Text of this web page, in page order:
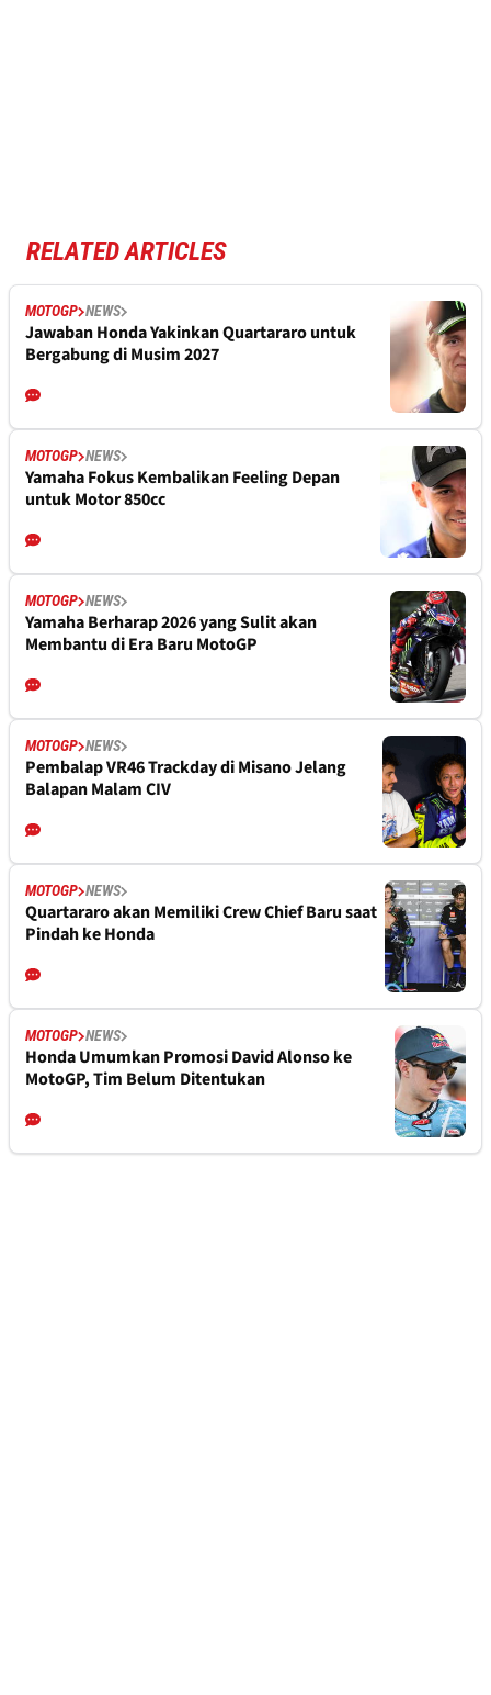
RELATED ARTICLES
MOTOGP NEWS
Jawaban Honda Yakinkan Quartararo untuk
Bergabung di Musim 2027
MOTOGP NEWS
Yamaha Fokus Kembalikan Feeling Depan
untuk Motor 850cc
MOTOGP NEWS
Yamaha Berharap 2026 yang Sulit akan
Membantu di Era Baru MotoGP
MOTOGP NEWS
Pembalap VR46 Trackday di Misano Jelang
Balapan Malam CIV
MOTOGP NEWS
Quartararo akan Memiliki Crew Chief Baru saat
Pindah ke Honda
MOTOGP NEWS
Honda Umumkan Promosi David Alonso ke
MotoGP, Tim Belum Ditentukan